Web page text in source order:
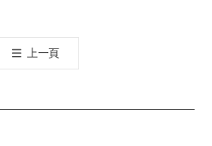
톡
공
기
上一頁